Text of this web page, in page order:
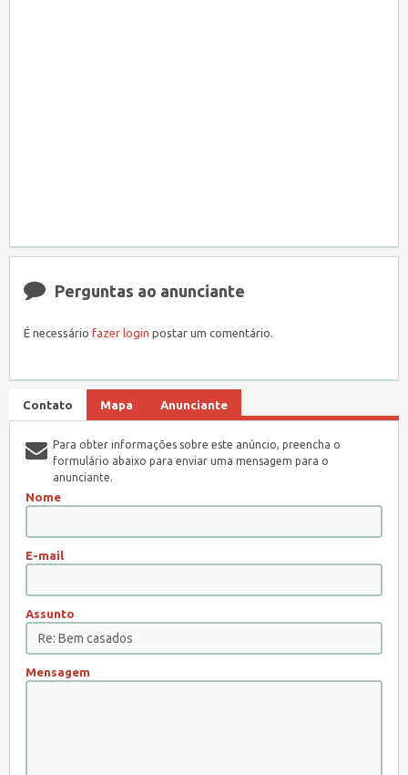
Perguntas ao anunciante
É necessário fazer login postar um comentário.
Contato Mapa Anunciante
Para obter informações sobre este anúncio, preencha o
formulário abaixo para enviar uma mensagem para o
anunciante.
Nome
E-mail
Assunto
Mensagem